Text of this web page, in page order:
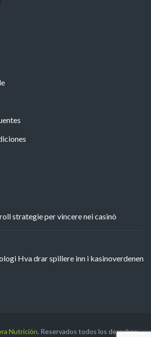
strategie per vincere nei casinò
Hva drar spillere inn i kasinoverdenen
Nutrición. Reservados todos los derechos